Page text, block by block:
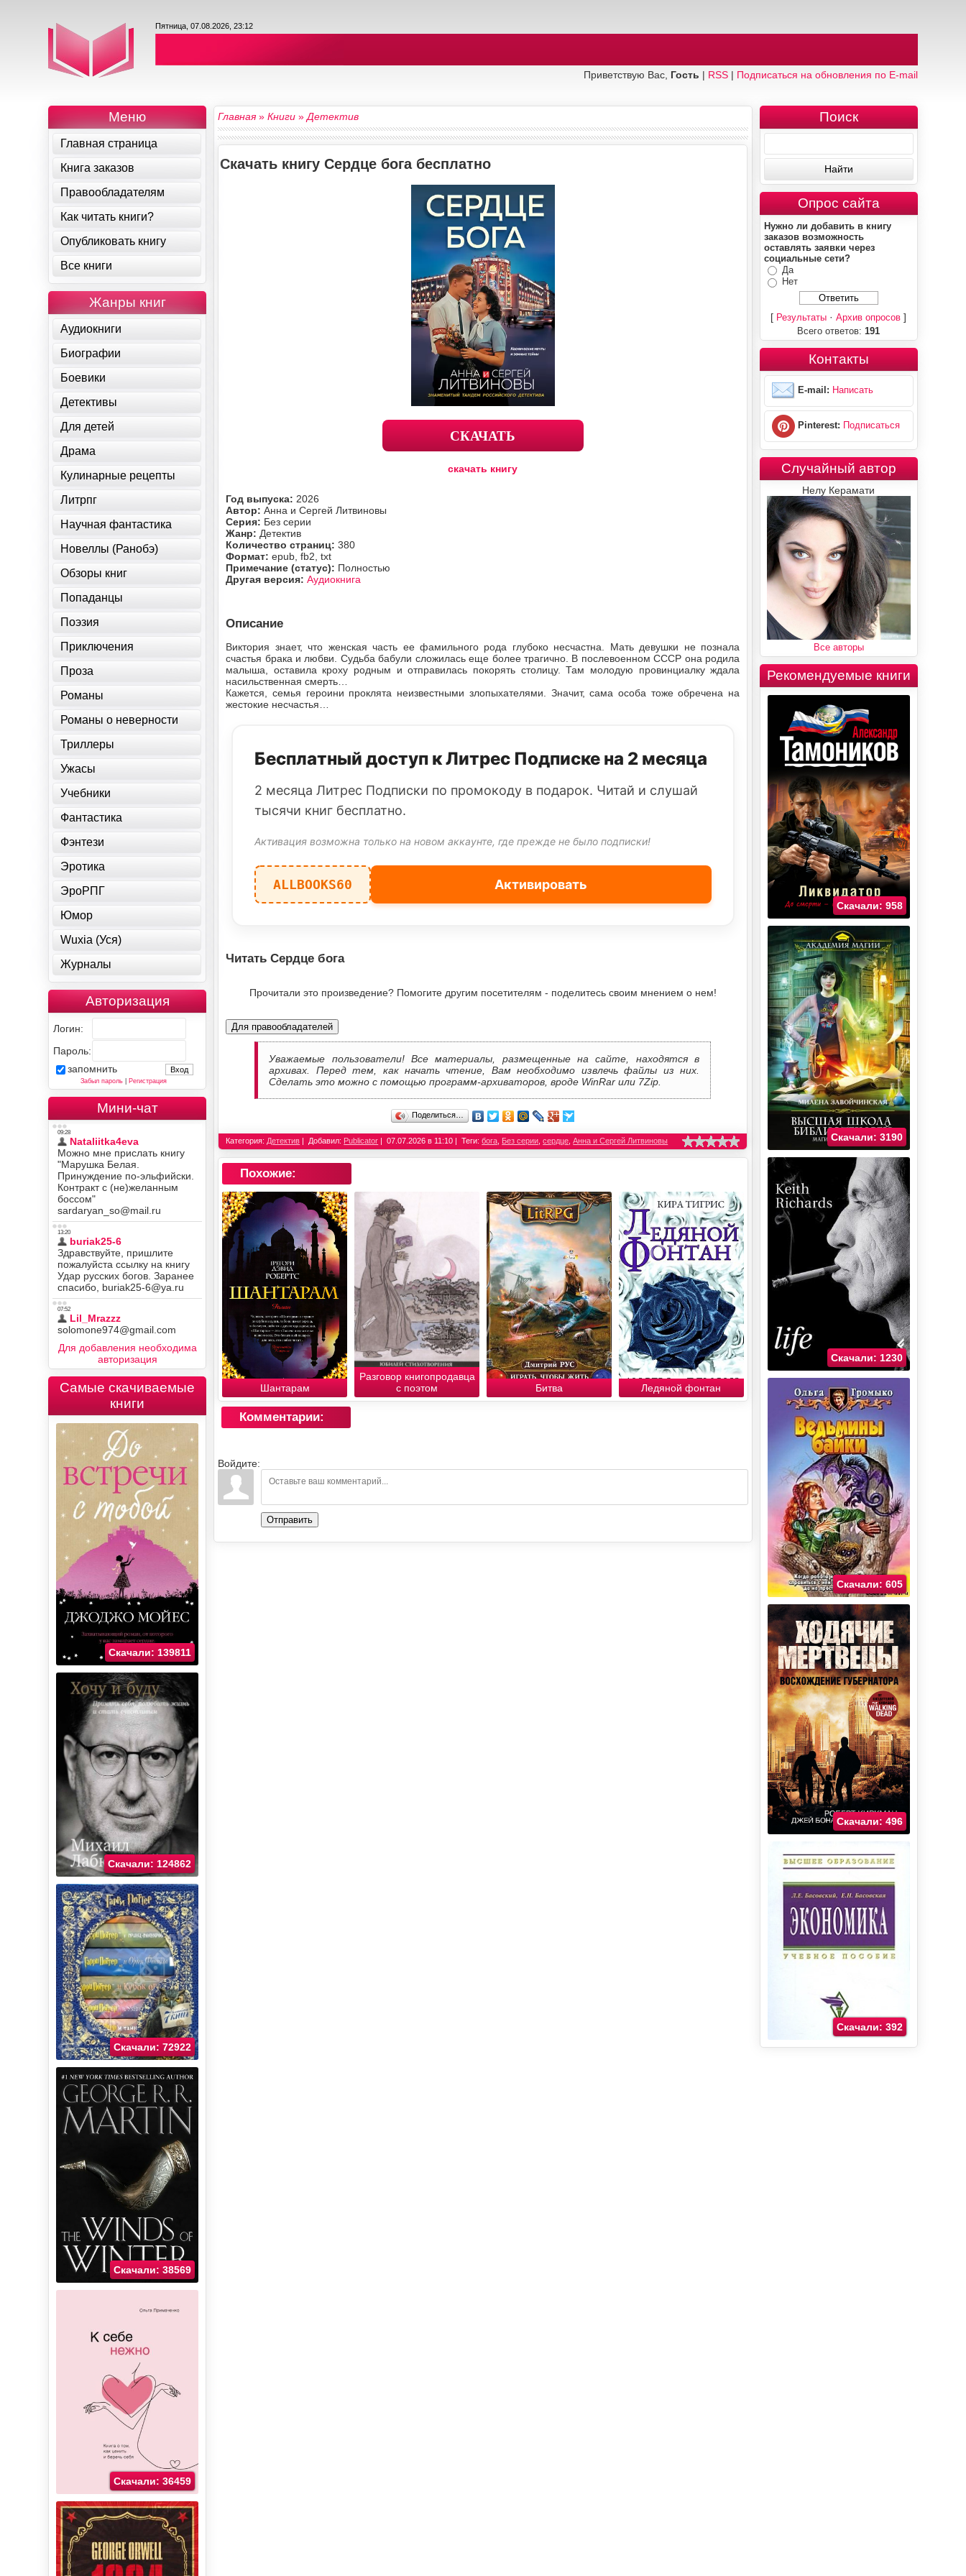
Пятница, 07.08.2026, 23:12
Приветствую Вас, Гость | RSS| Подписаться на обновления по E-mail
Главная»Книги »Детектив
Скачать книгу Сердце бога бесплатно
СКАЧАТЬ
скачать книгу
Год выпуска: 2026
Автор:Анна и Сергей Литвиновы
Серия: Без серии
Жанр: Детектив
Количество страниц:380
Формат:epub, fb2, txt
Примечание (статус): Полностью
Другая версия:Аудиокнига
Описание
Виктория знает, что женская часть ее фамильного рода глубоко несчастна. Мать девушки не познала
счастья брака и любви. Судьба бабули сложилась еще более трагично. В послевоенном СССР она родила
малыша, оставила кроху родным и отправилась покорять столицу. Там молодую провинциалку ждала
насильственная смерть…
Кажется, семья героини проклята неизвестными злопыхателями. Значит, сама особа тоже обречена на
жестокие несчастья…
Бесплатный доступ к Литрес Подписке на 2 месяца
2 месяца Литрес Подписки по промокоду в подарок. Читай и слушай
тысячи книг бесплатно.
Активация возможна только на новом аккаунте, где прежде не было подписки!
ALLBOOKS60 Активировать
Читать Сердце бога
Прочитали это произведение? Помогите другим посетителям - поделитесь своим мнением о нем!
Для правообладателей
Уважаемые пользователи! Все материалы, размещенные на сайте, находятся в
архивах. Перед тем, как начать чтение, Вам необходимо извлечь файлы из них.
Сделать это можно с помощью программ-архиваторов, вроде WinRar или 7Zip.
Поделиться…
Категория: Детектив Добавил: Publicator 07.07.2026 в 11:10 Теги:бога Без серии ,сердце ,Анна и Сергей Литвиновы
Похожие:
Шантарам
Разговор книгопродавца
с поэтом
Битва Ледяной фонтан
Комментарии:
Войдите:
Отправить
Меню
Главная страница
Книга заказов
Правообладателям
Как читать книги?
Опубликовать книгу
Все книги
Жанры книг
Аудиокниги
Биографии
Боевики
Детективы
Для детей
Драма
Кулинарные рецепты
Литрпг
Научная фантастика
Новеллы (Ранобэ)
Обзоры книг
Попаданцы
Поэзия
Приключения
Проза
Романы
Романы о неверности
Триллеры
Ужасы
Учебники
Фантастика
Фэнтези
Эротика
ЭроРПГ
Юмор
Wuxia (Уся)
Журналы
Авторизация
Логин:
Пароль:
запомнить
Забыл пароль| Регистрация
Мини-чат
Для добавления необходима
авторизация
Самые скачиваемые
книги
Скачали: 139811
Скачали: 124862
Скачали: 72922
Скачали: 38569
Скачали: 36459
Поиск
Опрос сайта
Нужно ли добавить в книгу
заказов возможность
оставлять заявки через
социальные сети?
Да
Нет
[ Результаты ·Архив опросов ]
Всего ответов: 191
Контакты
E-mail: Написать
Pinterest: Подписаться
Случайный автор
Нелу Керамати
Все авторы
Рекомендуемые книги
Скачали: 958
Скачали: 3190
Скачали: 1230
Скачали: 605
Скачали: 496
Скачали: 392